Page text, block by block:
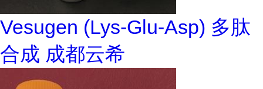
Vesugen (Lys-Glu-Asp) 多肽
合成 成都云希